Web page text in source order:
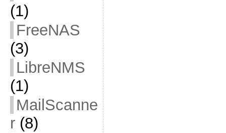
(1)
FreeNAS
(3)
LibreNMS
(1)
MailScanne
r(8)